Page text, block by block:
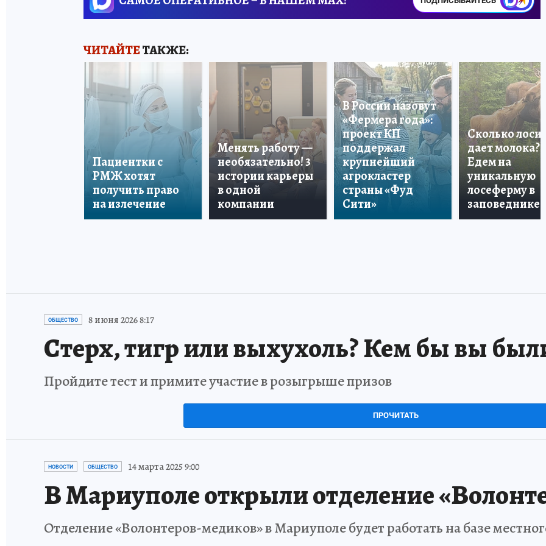
ЧИТАЙТЕТАКЖЕ:
Пациентки с
РМЖ хотят
получить право
на излечение
Менять работу —
необязательно! 3
истории карьеры
в одной
компании
В России назовут
«Фермера года»:
проект КП
поддержал
крупнейший
агрокластер
страны «Фуд
Сити»
Сколько лосиха
дает молока?
Едем на
уникальную
лосеферму в
заповеднике!
ОБЩЕСТВО 8 июня 2026 8:17
Стерх, тигр или выхухоль? Кем бы вы
Пройдите тест и примите участие в розыгрыше призов
ПРОЧИТАТЬ
НОВОСТИ ОБЩЕСТВО 14 марта 2025 9:00
В Мариуполе открыли отделение
Отделение «Волонтеров-медиков» в Мариуполе будет работать на базе